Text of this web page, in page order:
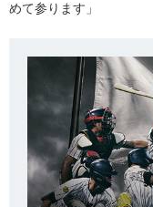
めて参ります」